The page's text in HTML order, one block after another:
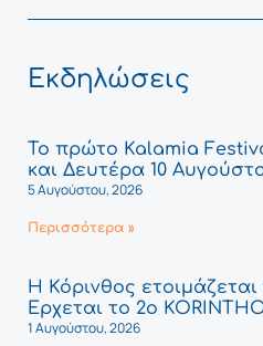
Εκδηλώσεις
Το πρώτο Kalamia
και Δευτέρα 10
5 Αυγούστου, 2026
Περισσότερα »
Η Κόρινθος ετοιμάζεται
Έρχεται το 2ο
1 Αυγούστου, 2026